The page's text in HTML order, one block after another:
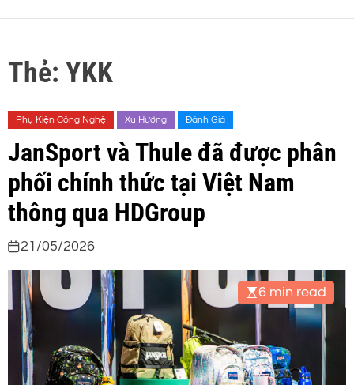
Thẻ: YKK
Phụ Kiện Công Nghệ Xu Hướng Đánh Giá
JanSport và Thule đã được phân
phối chính thức tại Việt Nam
thông qua HDGroup
21/05/2026
6 min read